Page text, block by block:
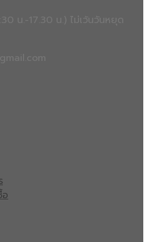
น.-17.30 น.) ไม่เว้นวันหยุด
อ